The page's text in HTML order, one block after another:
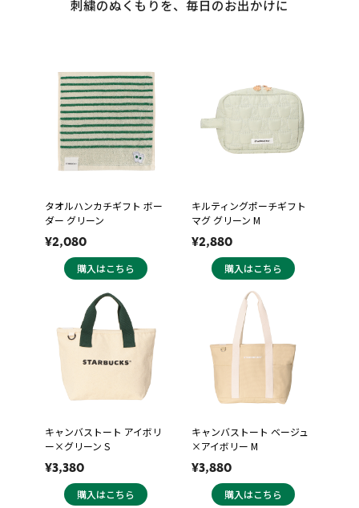
刺繍のぬくもりを、毎日のお出かけに
タオルハンカチギフト ボー
ダー グリーン
¥2,080
購入はこちら
キルティングポーチギフト
マグ グリーン M
¥2,880
購入はこちら
キャンバストート アイボリ
ー×グリーン S
¥3,380
購入はこちら
キャンバストート ベージュ
×アイボリー M
¥3,880
購入はこちら